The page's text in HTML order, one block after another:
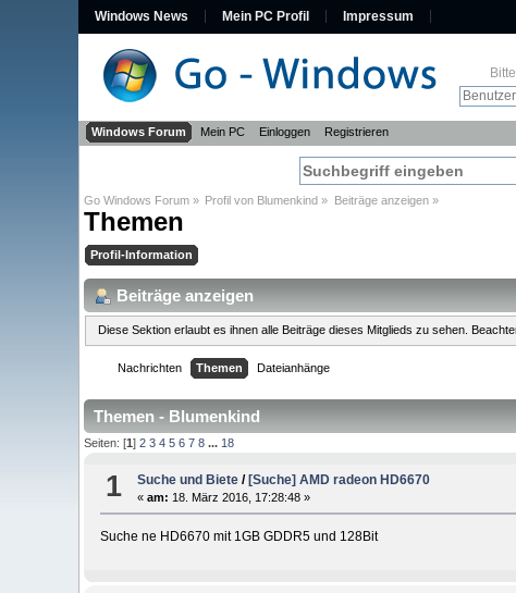
Windows News Mein PC Profil Impressum
Bitte
Windows Forum Mein PC Einloggen Registrieren
Go Windows Forum » Profil von Blumenkind » Beiträge anzeigen»
Themen
Profil-Information
Beiträge anzeigen
Diese Sektion erlaubt es ihnen alle Beiträge dieses Mitglieds zu sehen.
Nachrichten Themen Dateianhänge
Themen - Blumenkind
Seiten: [1] 2 3 4 5 6 7 8 ... 18
1 Suche und Biete / [Suche] AMD radeon HD6670
«am: 18. März 2016, 17:28:48 »
Suche ne HD6670 mit 1GB GDDR5 und 128Bit